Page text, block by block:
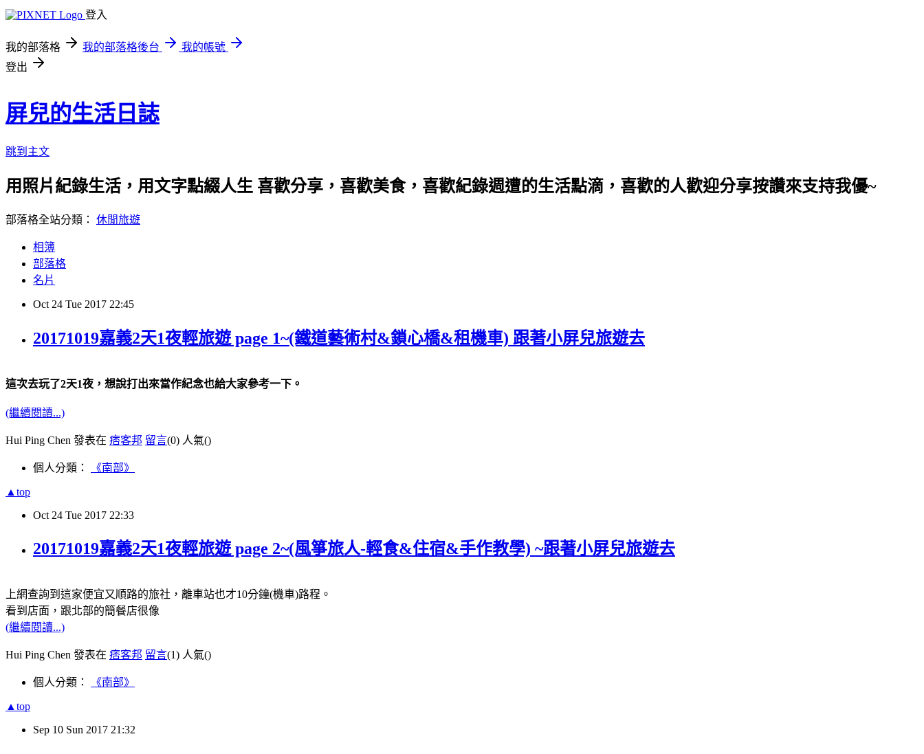
登入
我的部落格 我的部落格後台
我的帳號
登出
屏兒的生活日誌
跳到主文
用照片紀錄生活，用文字點綴人生 喜歡分享，喜歡美食，喜歡紀錄週遭的生活點滴，喜歡的人歡迎分享按讚來支持我優~
部落格全站分類： 休閒旅遊
相簿
部落格
名片
Oct 24 Tue 2017 22:45
20171019嘉義2天1夜輕旅遊 page 1~(鐵道藝術村&鎖心橋&租機車) 跟著小屏兒旅遊去
這次去玩了2天1夜，想說打出來當作紀念也給大家參考一下。
(繼續閱讀...)
Hui Ping Chen 發表在 痞客邦 留言(0) 人氣()
個人分類： 《南部》
▲top
Oct 24 Tue 2017 22:33
20171019嘉義2天1夜輕旅遊 page 2~(風箏旅人-輕食&住宿&手作教學) ~跟著小屏兒旅遊去
上網查詢到這家便宜又順路的旅社，離車站也才10分鐘(機車)路程。
看到店面，跟北部的簡餐店很像
(繼續閱讀...)
Hui Ping Chen 發表在 痞客邦 留言(1) 人氣()
個人分類： 《南部》
▲top
Sep 10 Sun 2017 21:32